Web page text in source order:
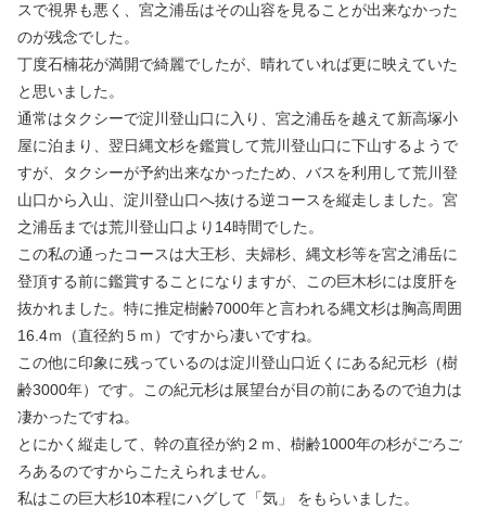
スで視界も悪く、宮之浦岳はその山容を見ることが出来なかった
のが残念でした。
丁度石楠花が満開で綺麗でしたが、晴れていれば更に映えていた
と思いました。
通常はタクシーで淀川登山口に入り、宮之浦岳を越えて新高塚小
屋に泊まり、翌日縄文杉を鑑賞して荒川登山口に下山するようで
すが、タクシーが予約出来なかったため、バスを利用して荒川登
山口から入山、淀川登山口へ抜ける逆コースを縦走しました。宮
之浦岳までは荒川登山口より14時間でした。
この私の通ったコースは大王杉、夫婦杉、縄文杉等を宮之浦岳に
登頂する前に鑑賞することになりますが、この巨木杉には度肝を
抜かれました。特に推定樹齢7000年と言われる縄文杉は胸高周囲
16.4ｍ（直径約５ｍ）ですから凄いですね。
この他に印象に残っているのは淀川登山口近くにある紀元杉（樹
齢3000年）です。この紀元杉は展望台が目の前にあるので迫力は
凄かったですね。
とにかく縦走して、幹の直径が約２ｍ、樹齢1000年の杉がごろご
ろあるのですからこたえられません。
私はこの巨大杉10本程にハグして「気」 をもらいました。